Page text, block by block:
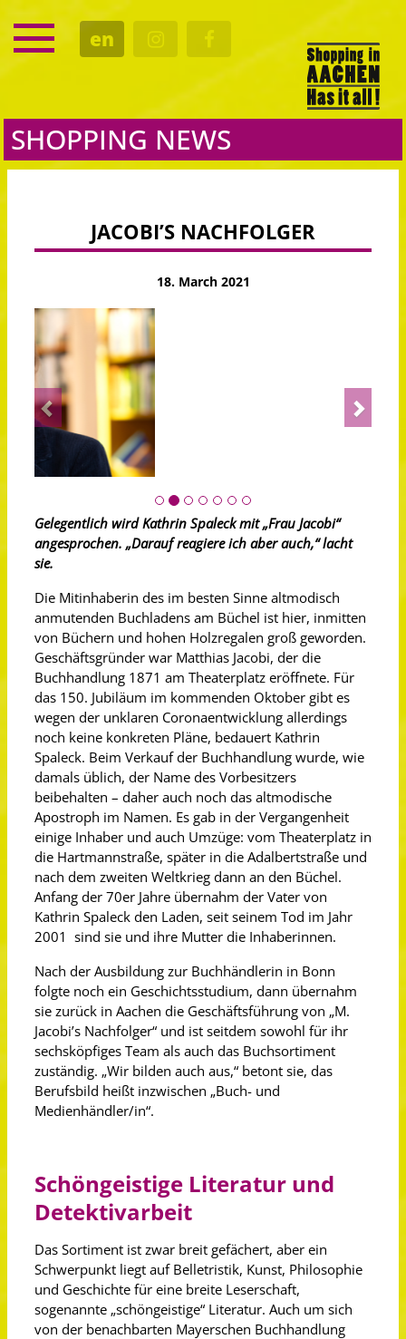
en
SERVICE
DATES
SHOPPING NEWS
JACOBI’S NACHFOLGER
18. March 2021
Previous Next
Gelegentlich wird Kathrin Spaleck mit „Frau Jacobi“
angesprochen. „Darauf reagiere ich aber auch,“ lacht
sie.
Die Mitinhaberin des im besten Sinne altmodisch
anmutenden Buchladens am Büchel ist hier, inmitten
von Büchern und hohen Holzregalen groß geworden.
Geschäftsgründer war Matthias Jacobi, der die
Buchhandlung 1871 am Theaterplatz eröffnete. Für
das 150. Jubiläum im kommenden Oktober gibt es
wegen der unklaren Coronaentwicklung allerdings
noch keine konkreten Pläne, bedauert Kathrin
Spaleck. Beim Verkauf der Buchhandlung wurde, wie
damals üblich, der Name des Vorbesitzers
beibehalten – daher auch noch das altmodische
Apostroph im Namen. Es gab in der Vergangenheit
einige Inhaber und auch Umzüge: vom Theaterplatz in
die Hartmannstraße, später in die Adalbertstraße und
nach dem zweiten Weltkrieg dann an den Büchel.
Anfang der 70er Jahre übernahm der Vater von
Kathrin Spaleck den Laden, seit seinem Tod im Jahr
2001 sind sie und ihre Mutter die Inhaberinnen.
Nach der Ausbildung zur Buchhändlerin in Bonn
folgte noch ein Geschichtsstudium, dann übernahm
sie zurück in Aachen die Geschäftsführung von „M.
Jacobi’s Nachfolger“ und ist seitdem sowohl für ihr
sechsköpfiges Team als auch das Buchsortiment
zuständig. „Wir bilden auch aus,“ betont sie, das
Berufsbild heißt inzwischen „Buch- und
Medienhändler/in“.
Schöngeistige Literatur und
Detektivarbeit
Das Sortiment ist zwar breit gefächert, aber ein
Schwerpunkt liegt auf Belletristik, Kunst, Philosophie
und Geschichte für eine breite Leserschaft,
sogenannte „schöngeistige“ Literatur. Auch um sich
von der benachbarten Mayerschen Buchhandlung